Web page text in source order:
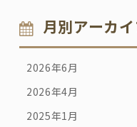
月別アーカ
2026年6月
2026年4月
2025年1月